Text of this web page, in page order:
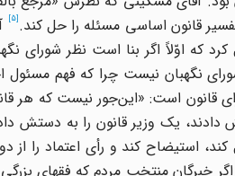
قانون اساسی مسئله را حل کند.[5]
که اوّلاً اگر بنا است نظر شورای
نگهبان نیست چرا که فهم
قانون است: «این‌جور نیست که هر
یک وزیر قانون را به دستش
استیضاح کند و رأی اعتماد را از
منتخب مردم که فقهای بزرگی